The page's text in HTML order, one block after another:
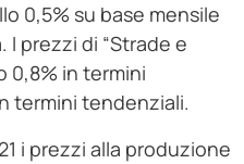
0,5% su base mensile
I prezzi di “Strade e
0,8% in termini
termini tendenziali.
i prezzi alla produzione